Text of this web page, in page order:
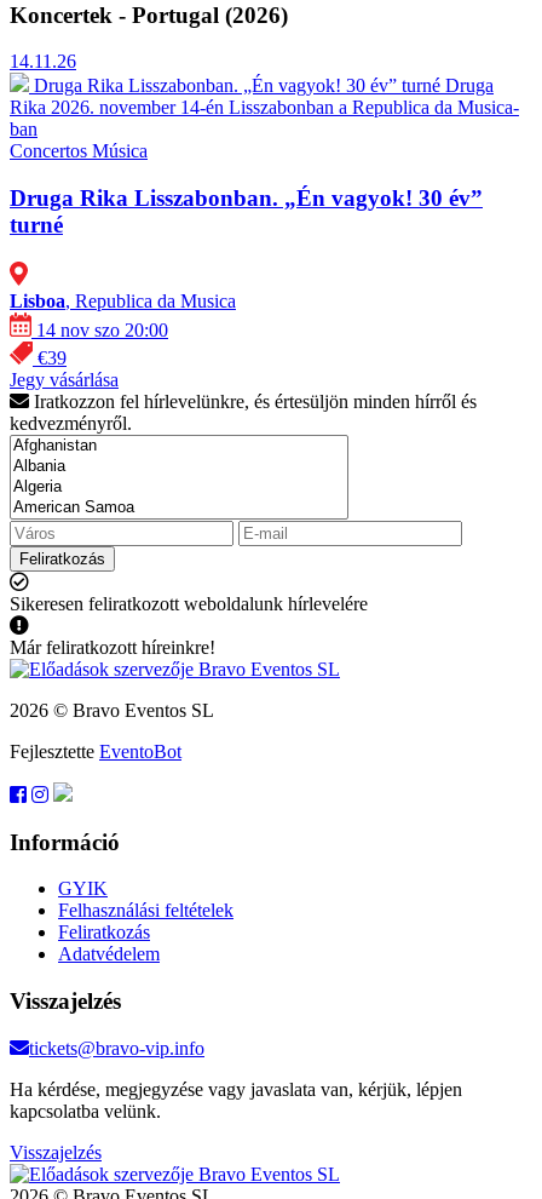
Koncertek - Portugal (2026)
14.11.26
Druga Rika Lisszabonban. „Én vagyok! 30 év” turné Druga
Rika 2026. november 14-én Lisszabonban a Republica da Musica-
ban
Concertos Música
Druga Rika Lisszabonban. „Én vagyok! 30 év”
turné
Lisboa, Republica da Musica
14 nov szo 20:00
€39
Jegy vásárlása
Iratkozzon fel hírlevelünkre, és értesüljön minden hírről és
kedvezményről.
Feliratkozás
Sikeresen feliratkozott weboldalunk hírlevelére
Már feliratkozott híreinkre!
2026 © Bravo Eventos SL
Fejlesztette EventoBot
Információ
GYIK
Felhasználási feltételek
Feliratkozás
Adatvédelem
Visszajelzés
tickets@bravo-vip.info
Ha kérdése, megjegyzése vagy javaslata van, kérjük, lépjen
kapcsolatba velünk.
Visszajelzés